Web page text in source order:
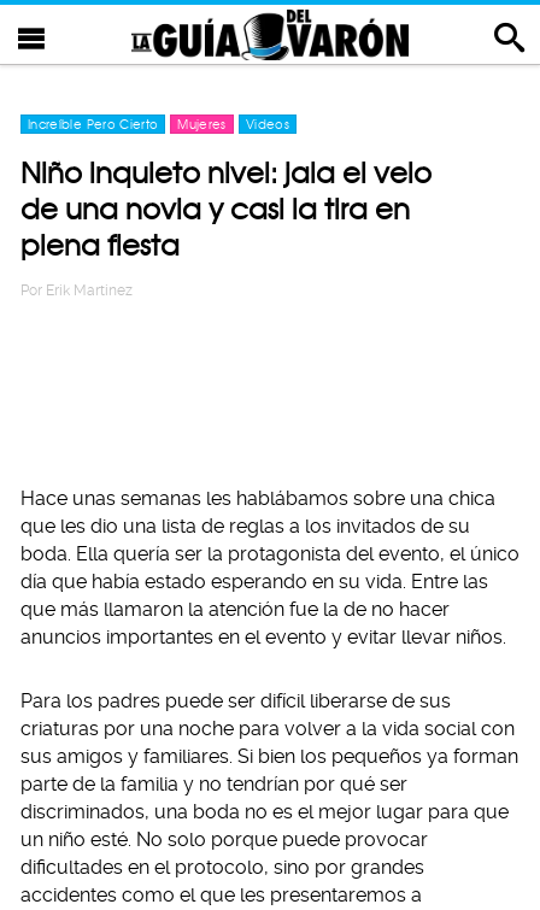
Increíble Pero Cierto Mujeres Videos
Niño inquieto nivel: jala el velo
de una novia y casi la tira en
plena fiesta
Por Erik Martinez
Hace unas semanas les hablábamos sobre una chica
que les dio una lista de reglas a los invitados de su
boda. Ella quería ser la protagonista del evento, el único
día que había estado esperando en su vida. Entre las
que más llamaron la atención fue la de no hacer
anuncios importantes en el evento y evitar llevar niños.
Para los padres puede ser difícil liberarse de sus
criaturas por una noche para volver a la vida social con
sus amigos y familiares. Si bien los pequeños ya forman
parte de la familia y no tendrían por qué ser
discriminados, una boda no es el mejor lugar para que
un niño esté. No solo porque puede provocar
dificultades en el protocolo, sino por grandes
accidentes como el que les presentaremos a